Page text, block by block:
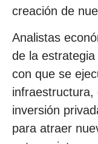
creación de
Analistas
de la
con que se
infraestructura,
inversión
para atraer